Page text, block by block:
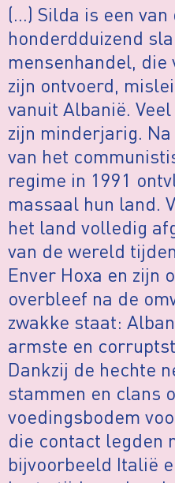
(…) Silda is een
honderdduizend
mensenhandel, die
zijn ontvoerd,
vanuit Albanië.
zijn minderjarig.
van het
regime in 1991
massaal hun land.
het land volledig
van de wereld
Enver Hoxa en zijn
overbleef na de
zwakke staat:
armste en
Dankzij de hechte
stammen en clans
voedingsbodem
die contact legden
bijvoorbeeld Italië